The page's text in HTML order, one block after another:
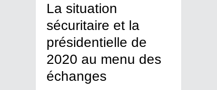
La situation
sécuritaire et la
présidentielle de
2020 au menu des
échanges